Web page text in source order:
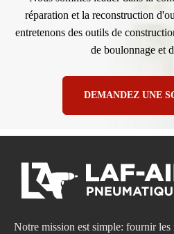
réparation et la reconstruction
entretenons des outils de
de boulonnage et
DEMANDEZ UNE
Notre mission est simple: fournir